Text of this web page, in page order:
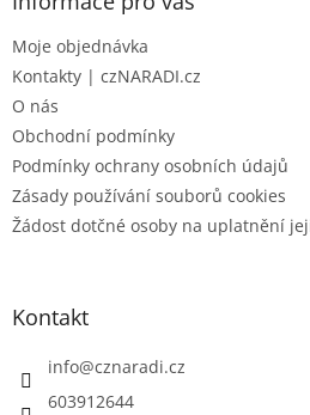
Moje objednávka
Kontakty | czNARADI.cz
O nás
Obchodní podmínky
Podmínky ochrany osobních údajů
Zásady používání souborů cookies
Žádost dotčné osoby na uplatnění
Kontakt
info@cznaradi.cz
603912644